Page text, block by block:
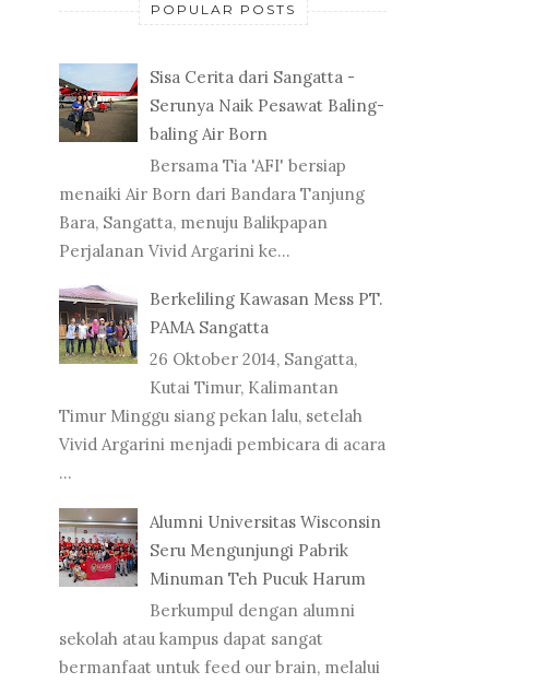
POPULAR POSTS
Sisa Cerita dari Sangatta -
Serunya Naik Pesawat Baling-
baling Air Born
Bersama Tia 'AFI' bersiap
menaiki Air Born dari Bandara Tanjung
Bara, Sangatta, menuju Balikpapan
Perjalanan Vivid Argarini ke...
Berkeliling Kawasan Mess PT.
PAMA Sangatta
26 Oktober 2014, Sangatta,
Kutai Timur, Kalimantan
Timur Minggu siang pekan lalu, setelah
Vivid Argarini menjadi pembicara di acara
...
Alumni Universitas Wisconsin
Seru Mengunjungi Pabrik
Minuman Teh Pucuk Harum
Berkumpul dengan alumni
sekolah atau kampus dapat sangat
bermanfaat untuk feed our brain, melalui